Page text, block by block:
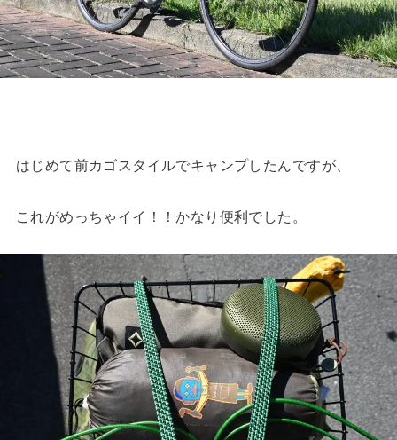
はじめて前カゴスタイルでキャンプしたんですが、
これがめっちゃイイ！！かなり便利でした。